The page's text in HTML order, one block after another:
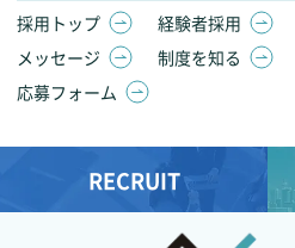
採用トップ 経験者採用
メッセージ
制度を知る
応募フォーム
RECRUIT